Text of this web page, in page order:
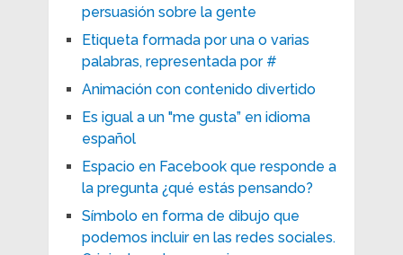
persuasión sobre la gente
Etiqueta formada por una o varias
palabras, representada por #
Animación con contenido divertido
Es igual a un "me gusta” en idioma
español
Espacio en Facebook que responde a
la pregunta ¿qué estás pensando?
Símbolo en forma de dibujo que
podemos incluir en las redes sociales.